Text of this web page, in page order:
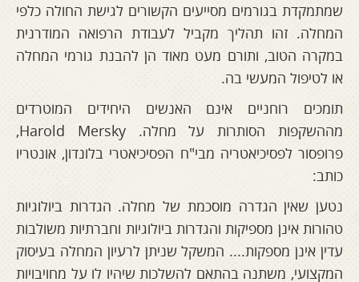
שמתמקדת בגורמים מסייעים הקשורים לגישת החולה כלפי
המחלה. זהו תהליך מקביל לעבודת הרפואה המודרנית
במקרה הטוב, ותורם מעט מאוד הן להבנת גורמי המחלה
או לטיפול המעשי בה.
תומכים רוחניים אינם האנשים היחידים המוטרדים
מההשקפות הסותרות על מחלה. Harold Mersky,
פרופסור לפסיכיאטריה מבי"ח הפסיכיאטרי בלונדון, אונטריו
כותב:
נטען שאין הגדרה מוסכמת של מחלה. הגדרות ביולוגיות
טהורות אינן מספיקות והגדרות ביולוגיות וחברתיות משולבות
עדין אינן מספקות.... המשקל שניתן לרעיון המחלה בעיסוק
המקצועי, משתנה בהתאם להשלכות שיהיו לו על מחויבויות